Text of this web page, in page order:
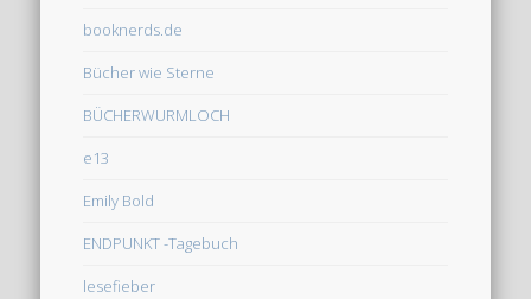
booknerds.de
Bücher wie Sterne
BÜCHERWURMLOCH
e13
Emily Bold
ENDPUNKT -Tagebuch
lesefieber